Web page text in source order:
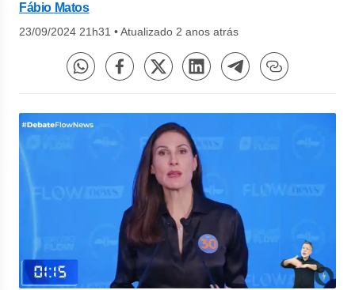
Fábio Matos
23/09/2024 21h31 •Atualizado 2 anos atrás